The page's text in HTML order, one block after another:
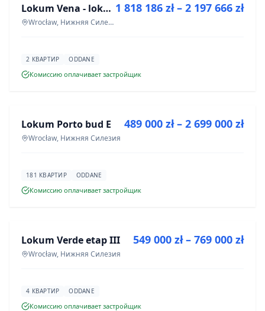
ИНВЕСТИЦИЯ Lokum Vena - lokale użytkowe
Wrocław, Нижняя Силезия
1 818 186 zł – 2 197 666 zł
2 КВАРТИР ODDANE
Комиссию оплачивает застройщик
ИНВЕСТИЦИЯ
Lokum Porto bud E
Wrocław, Нижняя Силезия
489 000 zł – 2 699 000 zł
181 КВАРТИР ODDANE
Комиссию оплачивает застройщик
ИНВЕСТИЦИЯ
Lokum Verde etap III
Wrocław, Нижняя Силезия
549 000 zł – 769 000 zł
4 КВАРТИР ODDANE
Комиссию оплачивает застройщик